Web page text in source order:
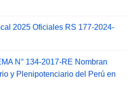
2025 Oficiales RS 177-2024-
N° 134-2017-RE Nombran
y Plenipotenciario del Perú en